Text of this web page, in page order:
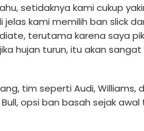
setidaknya kami cukup
kami memilih ban slick
terutama karena saya
hujan turun, itu akan
tim seperti Audi, Williams,
opsi ban basah sejak